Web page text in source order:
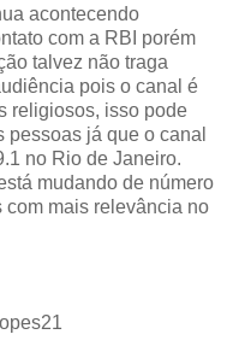
acontecendo
com a RBI porém
talvez não traga
pois o canal é
religiosos, isso pode
já que o canal
no Rio de Janeiro.
mudando de número
com mais relevância no